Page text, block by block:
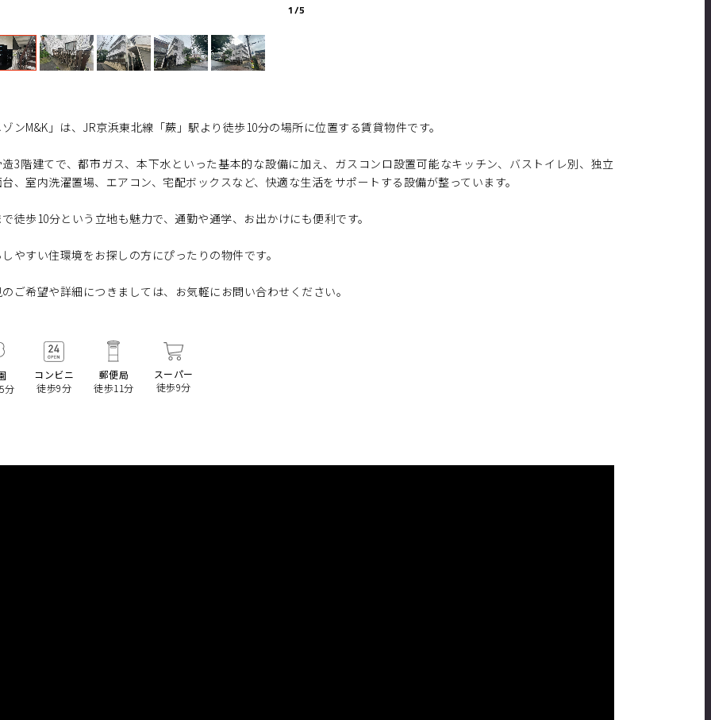
1/5
ンM&K」は、JR京浜東北線「蕨」駅より徒歩10分の場所に位置する賃貸物件です。
3階建てで、都市ガス、本下水といった基本的な設備に加え、ガスコンロ設置可能なキッチン、バストイレ別、独立
、室内洗濯置場、エアコン、宅配ボックスなど、快適な生活をサポートする設備が整っています。
徒歩10分という立地も魅力で、通勤や通学、お出かけにも便利です。
やすい住環境をお探しの方にぴったりの物件です。
ご希望や詳細につきましては、お気軽にお問い合わせください。
分
コンビニ
徒歩9分
郵便局
徒歩11分
スーパー
徒歩9分